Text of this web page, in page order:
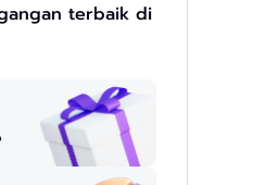
terbaik di